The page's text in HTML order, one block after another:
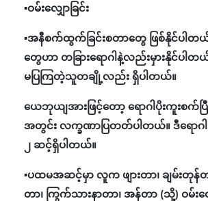
▪️ဝမ်းလျှောခြင်း
▪️အနီစက်ထွက်ခြင်းစတာတွေ ဖြစ်နိုင်ပါတ
တွေဟာ တခြားရောဂါနဲ့လည်းမှားနိုင်ပါ
မပြကြတဲ့သူတချို့လည်း ရှိပါတယ်။
ယေဘုယျအားဖြင့်တော့ ရောဂါပိုးကူးစက်ပ
အတွင်း လက္ခဏာပြတတ်ပါတယ်။ ဒီရော
၂ ဆင့်ရှိပါတယ်။
▪️ပထမအဆင့်မှာ လူက ဖျားတာ၊ ချမ်းတုန်
တာ၊ ကြွက်သားနာတာ၊ အန်တာ (သို့) ဝမ်းလ